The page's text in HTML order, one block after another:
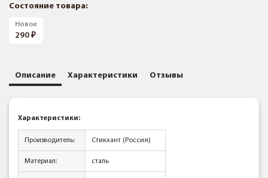
Состояние товара:
Новое
290
Описание Характеристики Отзывы
Характеристики:
Производитель: Стикхант (Россия)
Материал: сталь